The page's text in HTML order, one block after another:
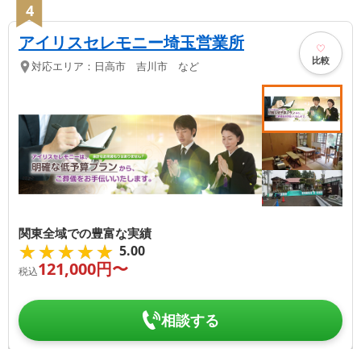
4
アイリスセレモニー埼玉営業所
対応エリア： 日高市 吉川市 など 比較
関東全域での豊富な実績
★★★★★
★★★★★ 5.00
税込121,000円〜
相談する